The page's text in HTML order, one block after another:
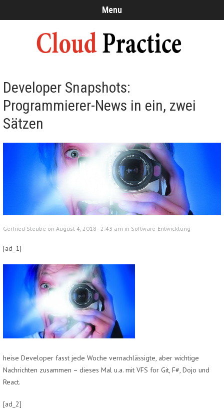
Menu
Developer Snapshots:
Programmierer-News in ein, zwei
Sätzen
Gerfried Steube on August 4, 2018 - 2:43 am in Software-Entwicklung
[ad_1]
heise Developer fasst jede Woche vernachlässigte, aber wichtige
Nachrichten zusammen – dieses Mal u.a. mit VFS for Git, F#, Dojo und
React.
[ad_2]